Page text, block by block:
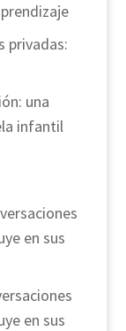
privadas:
una
infantil
en sus
en sus